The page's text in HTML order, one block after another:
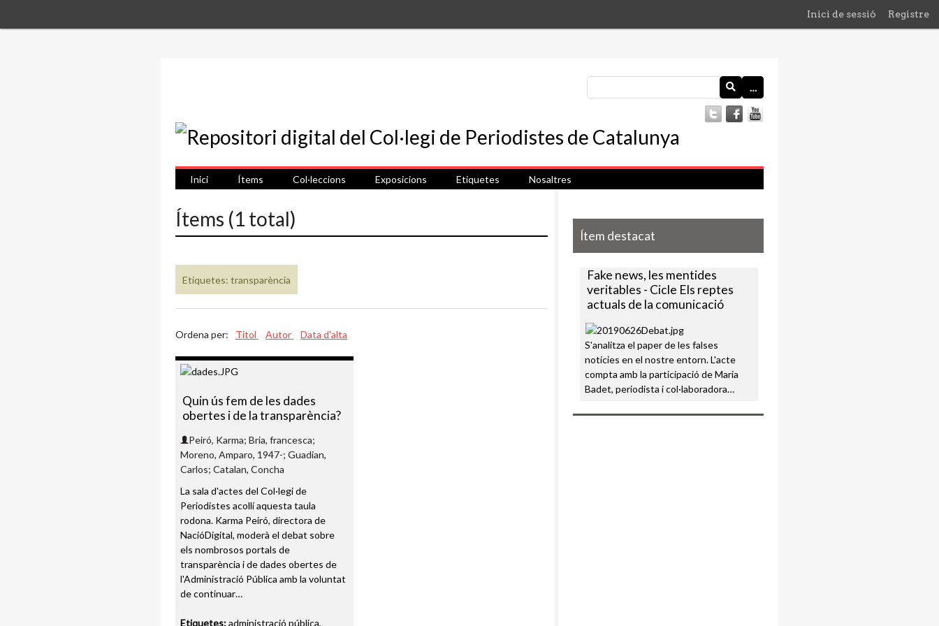
Inici de sessió Registre
…
Inici Ítems Col·leccions Exposicions Etiquetes Nosaltres
Ítems (1 total)
Etiquetes: transparència
Ordena per: Títol Autor Data d'alta
Quin ús fem de les dades
obertes i de la transparència?
Peiró, Karma; Bria, francesca;
Moreno, Amparo, 1947-; Guadian,
Carlos; Catalan, Concha
La sala d'actes del Col·legi de
Periodistes acollí aquesta taula
rodona. Karma Peiró, directora de
NacióDigital, moderà el debat sobre
els nombrosos portals de
transparència i de dades obertes de
l'Administració Pública amb la voluntat
de continuar…
Etiquetes:administració pública,
Ítem destacat
Fake news, les mentides
veritables - Cicle Els reptes
actuals de la comunicació
S'analitza el paper de les falses
notícies en el nostre entorn. L'acte
compta amb la participació de Maria
Badet, periodista i col·laboradora…